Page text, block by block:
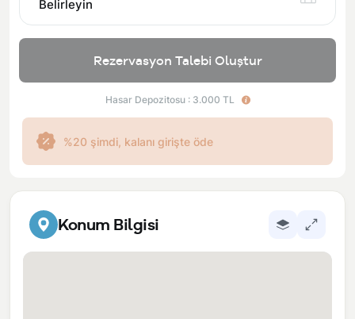
Konum Bilgisi
Belirleyin
Rezervasyon Talebi Oluştur
Hasar Depozitosu : 3.000 TL
%20 şimdi, kalanı girişte öde